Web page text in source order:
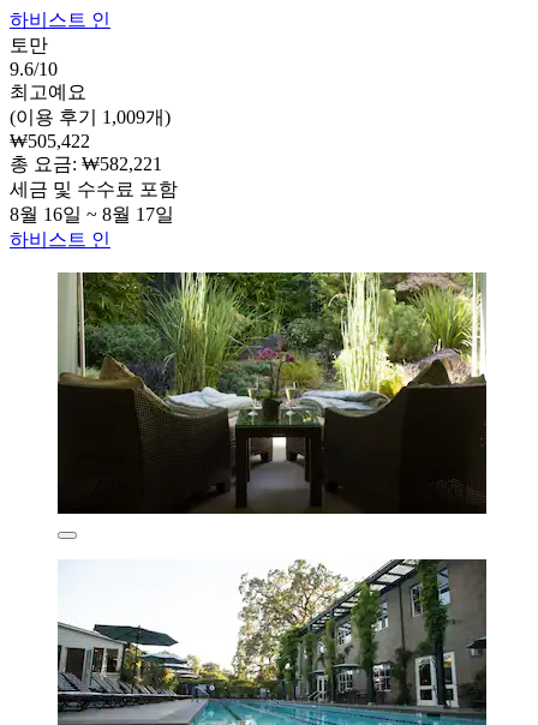
하비스트 인
토만
9.6/10
최고예요
(이용 후기 1,009개)
₩505,422
총 요금: ₩582,221
세금 및 수수료 포함
8월 16일 ~ 8월 17일
하비스트 인